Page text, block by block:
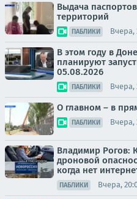
Выдача
территорий
ПАБЛИКИ Вчера,
В этом году в
планируют
05.08.2026
ПАБЛИКИ Вчера,
О главном – в
ПАБЛИКИ Вчера,
Владимир Рогов:
дроновой
когда нет
ПАБЛИКИ Вчера,